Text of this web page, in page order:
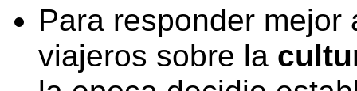
Para responder
viajeros sobre la